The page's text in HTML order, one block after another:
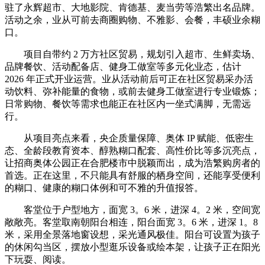
驻了永辉超市、大地影院、肯德基、麦当劳等浩繁出名品牌。
活动之余，业从可前去商圈购物、不雅影、会餐，丰硕业余糊
口。
项目自带约 2 万方社区贸易，规划引入超市、生鲜卖场、
品牌餐饮、活动配备店、健身工做室等多元化业态，估计
2026 年正式开业运营。业从活动前后可正在社区贸易采办活
动饮料、弥补能量的食物，或前去健身工做室进行专业锻炼；
日常购物、餐饮等需求也能正在社区内一坐式满脚，无需远
行。
从项目亮点来看，央企质量保障、奥体 IP 赋能、低密生
态、全龄段教育资本、醇熟糊口配套、高性价比等多沉亮点，
让招商奥体公园正在合肥楼市中脱颖而出，成为浩繁购房者的
首选。正在这里，不只能具有舒服的栖身空间，还能享受便利
的糊口、健康的糊口体例和可不雅的升值报答。
客堂位于户型地方，面宽 3。6 米，进深 4。2 米，空间宽
敞敞亮。客堂取南朝阳台相连，阳台面宽 3。6 米，进深 1。8
米，采用全景落地窗设想，采光通风极佳。阳台可设置为孩子
的休闲勾当区，摆放小型逛乐设备或绘本架，让孩子正在阳光
下玩耍、阅读。